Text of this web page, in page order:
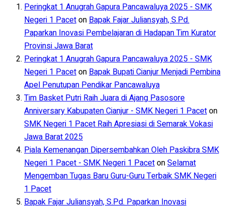
Peringkat 1 Anugrah Gapura Pancawaluya 2025 - SMK
Negeri 1 PacetonBapak Fajar Juliansyah, S.Pd.
Paparkan Inovasi Pembelajaran di Hadapan Tim Kurator
Provinsi Jawa Barat
Peringkat 1 Anugrah Gapura Pancawaluya 2025 - SMK
Negeri 1 PacetonBapak Bupati Cianjur Menjadi Pembina
Apel Penutupan Pendikar Pancawaluya
Tim Basket Putri Raih Juara di Ajang Pasosore
Anniversary Kabupaten Cianjur - SMK Negeri 1 Paceton
SMK Negeri 1 Pacet Raih Apresiasi di Semarak Vokasi
Jawa Barat 2025
Piala Kemenangan Dipersembahkan Oleh Paskibra SMK
Negeri 1 Pacet - SMK Negeri 1 PacetonSelamat
Mengemban Tugas Baru Guru-Guru Terbaik SMK Negeri
1 Pacet
Bapak Fajar Juliansyah, S.Pd. Paparkan Inovasi